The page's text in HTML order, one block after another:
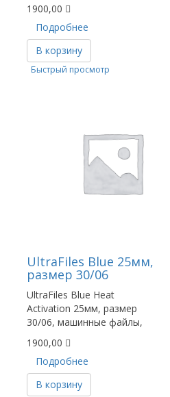
1900,00
Подробнее
В корзину
Быстрый просмотр
UltraFiles Blue 25мм,
размер 30/06
UltraFiles Blue Heat
Activation 25мм, размер
30/06, машинные файлы,
1900,00
Подробнее
В корзину